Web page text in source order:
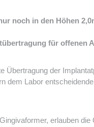
noch in den Höhen
für offenen
Übertragung der
dem Labor
erlauben